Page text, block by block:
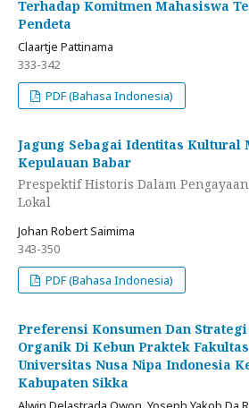
Terhadap Komitmen Mahasiswa
Pendeta
Claartje Pattinama
333-342
PDF (Bahasa Indonesia)
Jagung Sebagai Identitas Kultural
Kepulauan Babar
Prespektif Historis Dalam
Lokal
Johan Robert Saimima
343-350
PDF (Bahasa Indonesia)
Preferensi Konsumen Dan
Organik Di Kebun Praktek
Universitas Nusa Nipa Indonesia
Kabupaten Sikka